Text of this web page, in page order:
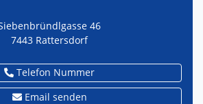
46
7443 Rattersdorf
Telefon Nummer
Email senden